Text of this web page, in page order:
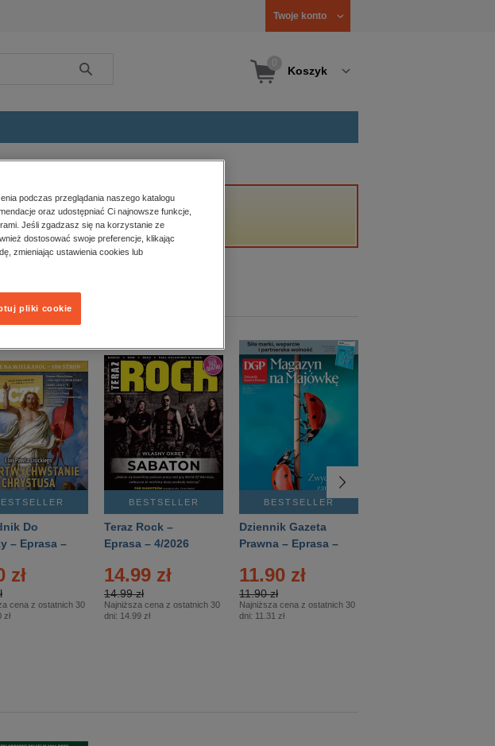
Twoje konto
Szukaj Koszyk
Do
– Eprasa –
zł
cena z ostatnich 30
zł
BESTSELLER
Teraz Rock –
Eprasa – 4/2026
14.99 zł
14.99 zł
Najniższa cena z ostatnich 30
dni: 14.99 zł
BESTSELLER
Dziennik Gazeta
Prawna – Eprasa –
11.90 zł
11.90 zł
Najniższa cena z ostatnich 30
dni: 11.31 zł
podczas przeglądania naszego katalogu
oraz udostępniać Ci najnowsze funkcje,
Jeśli zgadzasz się na korzystanie ze
dostosować swoje preferencje, klikając
zmieniając ustawienia cookies lub
pliki cookie